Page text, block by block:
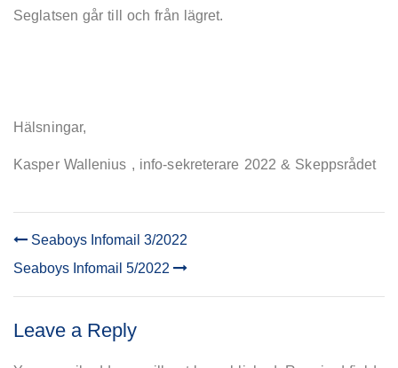
Seglatsen går till och från lägret.
Hälsningar,
Kasper Wallenius , info-sekreterare 2022 & Skeppsrådet
POST
NAVIGATION
Seaboys Infomail 3/2022
Seaboys Infomail 5/2022
Leave a Reply